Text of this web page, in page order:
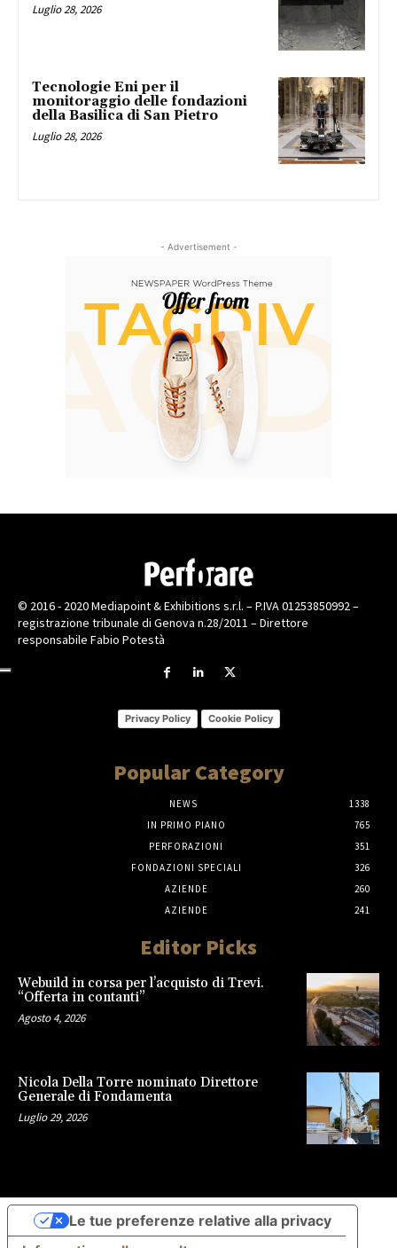
Luglio 28, 2026
Tecnologie Eni per il
monitoraggio delle fondazioni
della Basilica di San Pietro
Luglio 28, 2026
- Advertisement -
© 2016 - 2020 Mediapoint & Exhibitions s.r.l. – P.IVA 01253850992 –
registrazione tribunale di Genova n.28/2011 – Direttore
responsabile Fabio Potestà
Privacy Policy Cookie Policy
Popular Category
NEWS
1338
IN PRIMO PIANO
765
PERFORAZIONI
351
FONDAZIONI SPECIALI
326
AZIENDE
260
AZIENDE
241
Editor Picks
Webuild in corsa per l’acquisto di Trevi.
“Offerta in contanti”
Agosto 4, 2026
Nicola Della Torre nominato Direttore
Generale di Fondamenta
Luglio 29, 2026
Le tue preferenze relative alla privacy